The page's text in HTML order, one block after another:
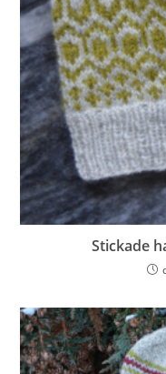
Stickade